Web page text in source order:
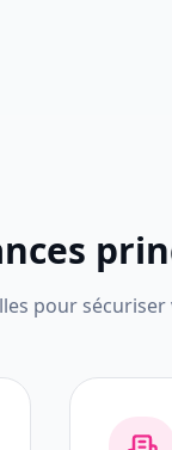
pour